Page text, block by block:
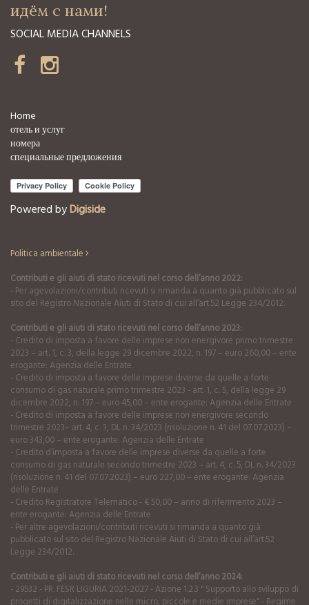
идём с нами!
SOCIAL MEDIA CHANNELS
Home
отель и услуг
номера
специальные предложения
Powered byDigiside
Politica ambientale
Contributi e gli aiuti di stato ricevuti nel corso dell’anno 2022:
- Per agevolazioni/contributi ricevuti si rimanda a quanto già pubblicato sul
sito del Registro Nazionale Aiuti di Stato di cui all’art.52 Legge 234/2012.
Contributi e gli aiuti di stato ricevuti nel corso dell’anno 2023:
- Credito di imposta a favore delle imprese non energivore primo trimestre
2023 – art. 1, c. 3, della legge 29 dicembre 2022, n. 197 – euro 260,00 – ente
erogante: Agenzia delle Entrate
- Credito di imposta a favore delle imprese diverse da quelle a forte
consumo di gas naturale primo trimestre 2023 - art. 1, c. 5, della legge 29
dicembre 2022, n. 197 – euro 45,00 – ente erogante: Agenzia delle Entrate
- Credito di imposta a favore delle imprese non energivore secondo
trimestre 2023– art. 4, c. 3, DL n. 34/2023 (risoluzione n. 41 del 07.07.2023) –
euro 343,00 – ente erogante: Agenzia delle Entrate
- Credito d’imposta a favore delle imprese diverse da quelle a forte
consumo di gas naturale secondo trimestre 2023 – art. 4, c. 5, DL n. 34/2023
(risoluzione n. 41 del 07.07.2023) – euro 227,00 – ente erogante: Agenzia
delle Entrate
- Credito Registratore Telematico - € 50,00 – anno di riferimento 2023 –
ente erogante: Agenzia delle Entrate
- Per altre agevolazioni/contributi ricevuti si rimanda a quanto già
pubblicato sul sito del Registro Nazionale Aiuti di Stato di cui all’art.52
Legge 234/2012.
Contributi e gli aiuti di stato ricevuti nel corso dell’anno 2024:
- 29532 - PR. FESR LIGURIA 2021-2027 - Azione 1.2.3 " Supporto allo sviluppo di
progetti di digitalizzazione nelle micro, piccole e medie imprese" - Regime